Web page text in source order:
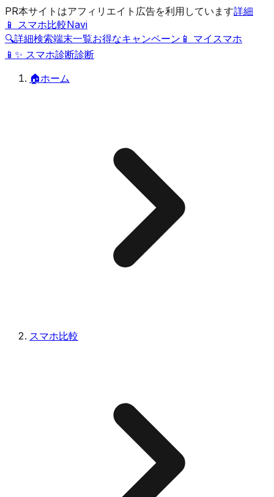
PR本サイトはアフィリエイト広告を利用しています詳細
📱 スマホ比較Navi
🔍詳細検索端末一覧お得なキャンペーン 📱 マイスマホ
📱 ✨ スマホ診断診断
🏠ホーム
スマホ比較